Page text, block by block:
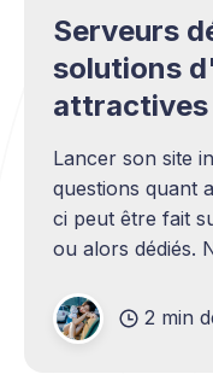
Serveurs
solutions
attractives
Lancer son site
questions quant
ci peut être fait
ou alors dédiés.
afin de
web pas cher est
2 min